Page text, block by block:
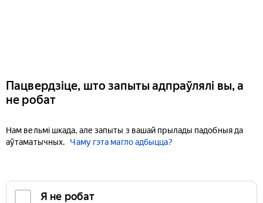
Пацвердзіце, што запыты адпраўлялі вы, а
не робат
Нам вельмі шкада, але запыты з вашай прылады падобныя да
аўтаматычных.
Чаму гэта магло адбыцца?
Я не робат